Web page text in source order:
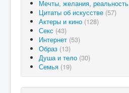
Мечты, желания, реальность
Цитаты об искусстве (57)
Актеры и кино (128)
Секс (43)
Интернет (53)
Образ (13)
Душа и тело (30)
Семья (19)